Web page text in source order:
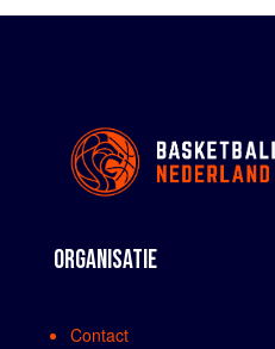
ORGANISATIE
Contact